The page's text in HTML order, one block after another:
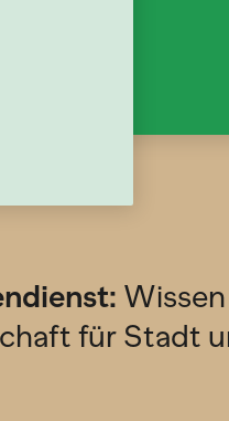
für Stadt